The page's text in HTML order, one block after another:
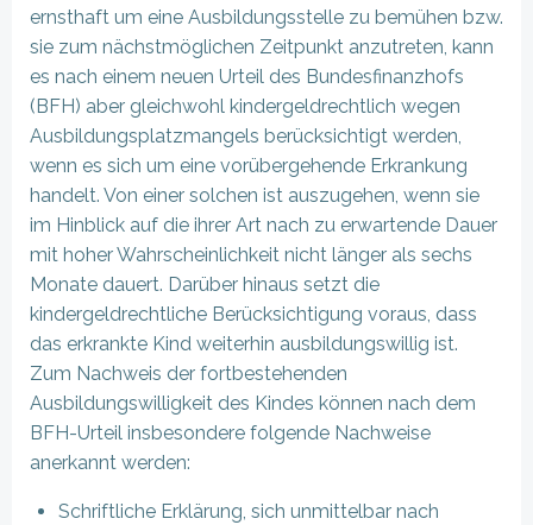
ernsthaft um eine Ausbildungsstelle zu bemühen bzw.
sie zum nächstmöglichen Zeitpunkt anzutreten, kann
es nach einem neuen Urteil des Bundesfinanzhofs
(BFH) aber gleichwohl kindergeldrechtlich wegen
Ausbildungsplatzmangels berücksichtigt werden,
wenn es sich um eine vorübergehende Erkrankung
handelt. Von einer solchen ist auszugehen, wenn sie
im Hinblick auf die ihrer Art nach zu erwartende Dauer
mit hoher Wahrscheinlichkeit nicht länger als sechs
Monate dauert. Darüber hinaus setzt die
kindergeldrechtliche Berücksichtigung voraus, dass
das erkrankte Kind weiterhin ausbildungswillig ist.
Zum Nachweis der fortbestehenden
Ausbildungswilligkeit des Kindes können nach dem
BFH-Urteil insbesondere folgende Nachweise
anerkannt werden:
Schriftliche Erklärung, sich unmittelbar nach